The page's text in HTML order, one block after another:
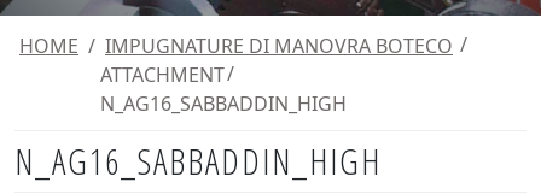
HOME / IMPUGNATURE DI MANOVRA BOTECO
ATTACHMENT
N_AG16_SABBADDIN_HIGH
N_AG16_SABBADDIN_HIGH